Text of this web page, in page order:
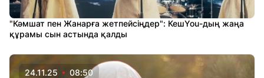
"Кәмшат пен Жанарға жетпейсіңдер": КешYou-дың жаңа
құрамы сын астында қалды
24.11.25 08:50